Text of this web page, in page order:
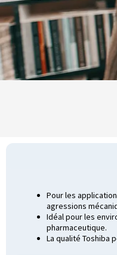
Pour les
agressions
Idéal pour les
pharmaceutique.
La qualité Toshiba